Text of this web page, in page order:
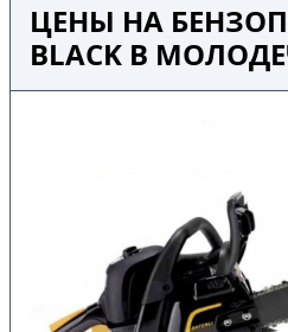
ЦЕНЫ НА
BLACK В